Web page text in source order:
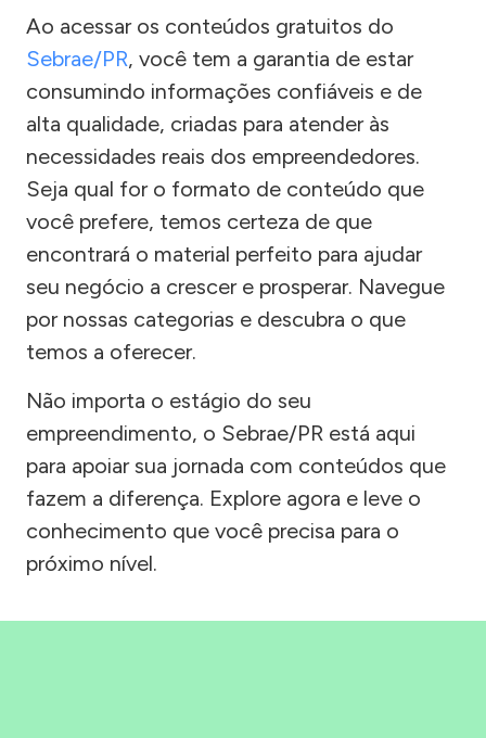
Ao acessar os conteúdos gratuitos do
Sebrae/PR, você tem a garantia de estar
consumindo informações confiáveis e de
alta qualidade, criadas para atender às
necessidades reais dos empreendedores.
Seja qual for o formato de conteúdo que
você prefere, temos certeza de que
encontrará o material perfeito para ajudar
seu negócio a crescer e prosperar. Navegue
por nossas categorias e descubra o que
temos a oferecer.
Não importa o estágio do seu
empreendimento, o Sebrae/PR está aqui
para apoiar sua jornada com conteúdos que
fazem a diferença. Explore agora e leve o
conhecimento que você precisa para o
próximo nível.